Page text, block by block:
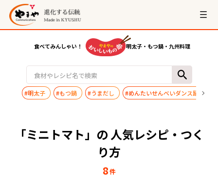
食べてみんしゃい！ 明太子・もつ鍋・九州料理
#明太子 #もつ鍋 #うまだし #めんたいせんべいダンス踊ってみ
「ミニトマト」の 人気レシピ・つく
り方
8件